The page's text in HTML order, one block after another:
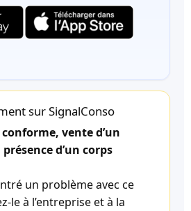
sur SignalConso
vente d’un
d’un corps
un problème avec ce
le à l’entreprise et à la